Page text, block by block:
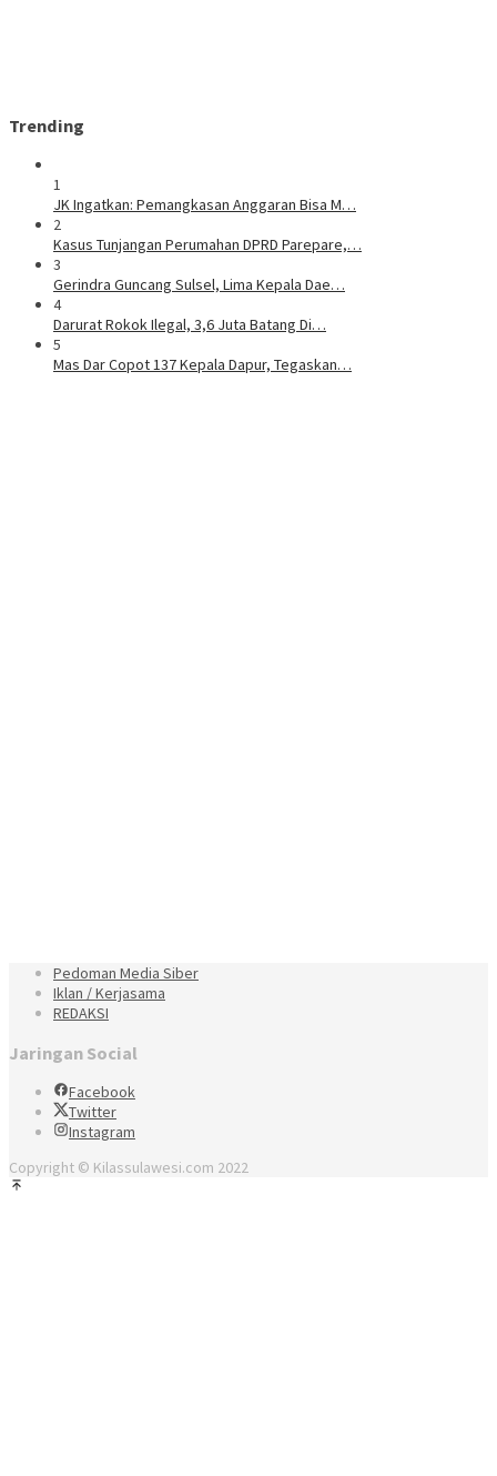
Trending
1
JK Ingatkan: Pemangkasan Anggaran Bisa M…
2
Kasus Tunjangan Perumahan DPRD Parepare,…
3
Gerindra Guncang Sulsel, Lima Kepala Dae…
4
Darurat Rokok Ilegal, 3,6 Juta Batang Di…
5
Mas Dar Copot 137 Kepala Dapur, Tegaskan…
Pedoman Media Siber
Iklan / Kerjasama
REDAKSI
Jaringan Social
Facebook
Twitter
Instagram
Copyright © Kilassulawesi.com 2022